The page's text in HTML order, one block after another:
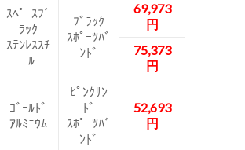
ｽﾍﾟｰｽﾌﾞ
ﾗｯｸ
ｽﾃﾝﾚｽｽﾁ
ｰﾙ
ﾌﾞﾗｯｸ
ｽﾎﾟｰﾂﾊﾞ
ﾝﾄﾞ
69,973
円
75,373
円
ｺﾞｰﾙﾄﾞ
ｱﾙﾐﾆｳﾑ
ﾋﾟﾝｸｻﾝ
ﾄﾞ
ｽﾎﾟｰﾂﾊﾞ
ﾝﾄﾞ
52,693
円